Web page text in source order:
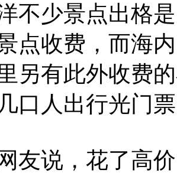
不少景点出格
点收费，而海
另有此外收费
口人出行光门
友说，花了高